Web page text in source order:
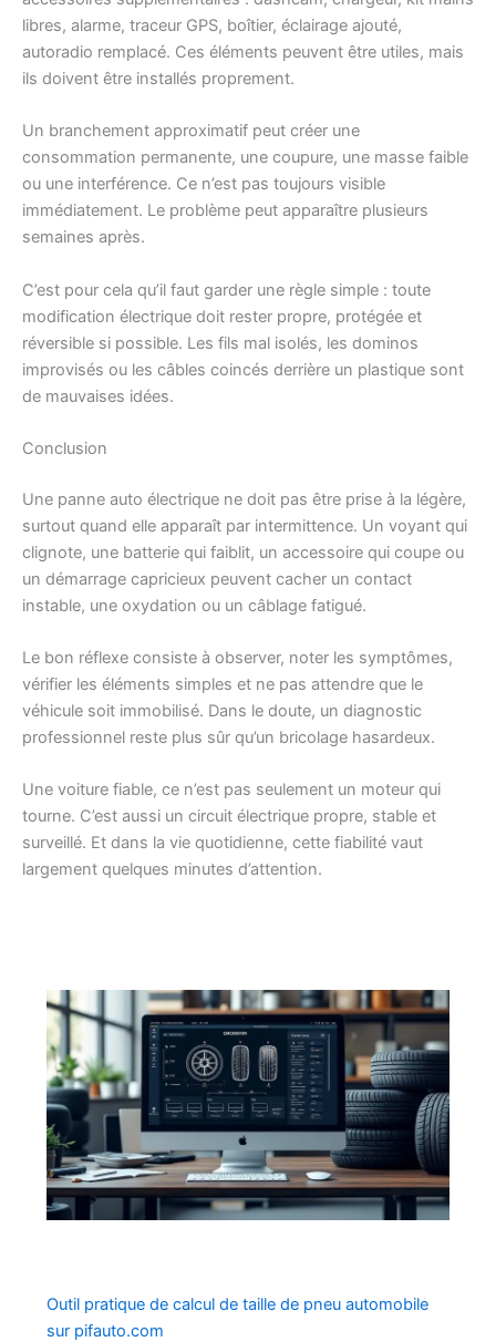
libres, alarme, traceur GPS, boîtier, éclairage ajouté,
autoradio remplacé. Ces éléments peuvent être utiles, mais
ils doivent être installés proprement.
Un branchement approximatif peut créer une
consommation permanente, une coupure, une masse faible
ou une interférence. Ce n’est pas toujours visible
immédiatement. Le problème peut apparaître plusieurs
semaines après.
C’est pour cela qu’il faut garder une règle simple : toute
modification électrique doit rester propre, protégée et
réversible si possible. Les fils mal isolés, les dominos
improvisés ou les câbles coincés derrière un plastique sont
de mauvaises idées.
Conclusion
Une panne auto électrique ne doit pas être prise à la légère,
surtout quand elle apparaît par intermittence. Un voyant qui
clignote, une batterie qui faiblit, un accessoire qui coupe ou
un démarrage capricieux peuvent cacher un contact
instable, une oxydation ou un câblage fatigué.
Le bon réflexe consiste à observer, noter les symptômes,
vérifier les éléments simples et ne pas attendre que le
véhicule soit immobilisé. Dans le doute, un diagnostic
professionnel reste plus sûr qu’un bricolage hasardeux.
Une voiture fiable, ce n’est pas seulement un moteur qui
tourne. C’est aussi un circuit électrique propre, stable et
surveillé. Et dans la vie quotidienne, cette fiabilité vaut
largement quelques minutes d’attention.
Outil pratique de calcul de taille de pneu automobile
sur pifauto.com